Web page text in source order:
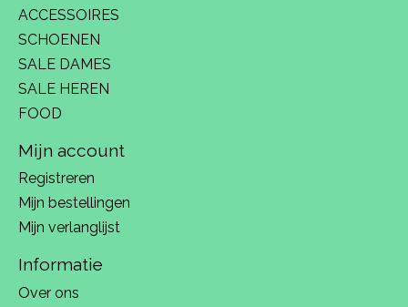
ACCESSOIRES
SCHOENEN
SALE DAMES
SALE HEREN
FOOD
Mijn account
Registreren
Mijn bestellingen
Mijn verlanglijst
Informatie
Over ons